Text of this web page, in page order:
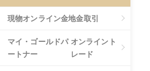
現物オンライン金地金取引
マイ・ゴールドパ
ートナー
オンライント
レード